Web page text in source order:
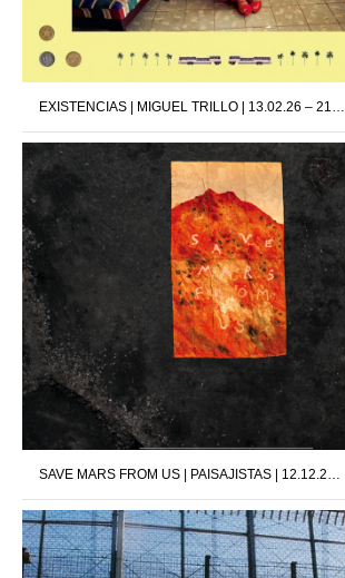
EXISTENCIAS | MIGUEL TRILLO | 13.02.26 – 21.03.26
SAVE MARS FROM US | PAISAJISTAS | 12.12.25 – 24.01.26